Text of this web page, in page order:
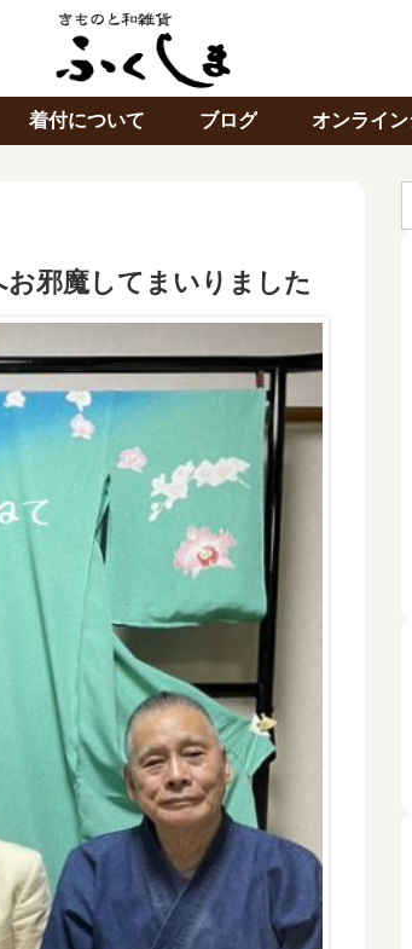
着付について ブログ オンライ
邪魔してまいりました